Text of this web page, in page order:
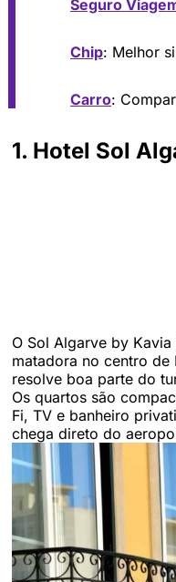
Seguro
Chip: Melhor
Carro:
1. Hotel Sol
O Sol Algarve by
matadora no centro de
resolve boa parte do
Os quartos são
Fi, TV e banheiro
chega direto do